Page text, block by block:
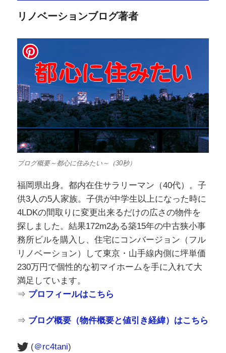
リノベーションブログ著者
ブログ概要～都心に住みたい～（30秒）
福岡県出身。都内在住サラリーマン（40代）。子
供3人の5人家族。子供が中学生以上になった時に
4LDKの間取りに変更出来るだけの広さの物件を
探しました。結果172m2ある築15年の中古狭小事
務所ビルを購入し、住宅にコンバージョン（フル
リノベーション）して東京・山手線内側に坪単価
230万円で個性的な初マイホームを手に入れて大
満足しています。
⇒ プロフィールはこちら
⇒ ブログ概要（物件概要と値引き経緯）はこちら
(＠rc4tani)